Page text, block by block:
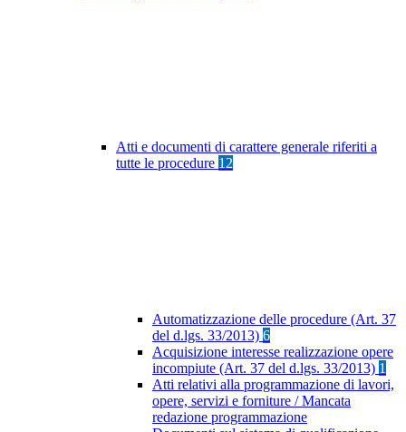
Atti e documenti di carattere generale riferiti a
tutte le procedure 12
Automatizzazione delle procedure (Art. 37
del d.lgs. 33/2013) 6
Acquisizione interesse realizzazione opere
incompiute (Art. 37 del d.lgs. 33/2013) 1
Atti relativi alla programmazione di lavori,
opere, servizi e forniture / Mancata
redazione programmazione